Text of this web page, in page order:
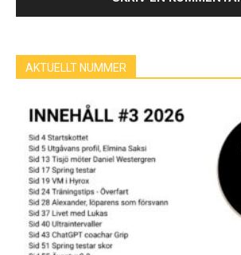
AKTUELLT NUMMER